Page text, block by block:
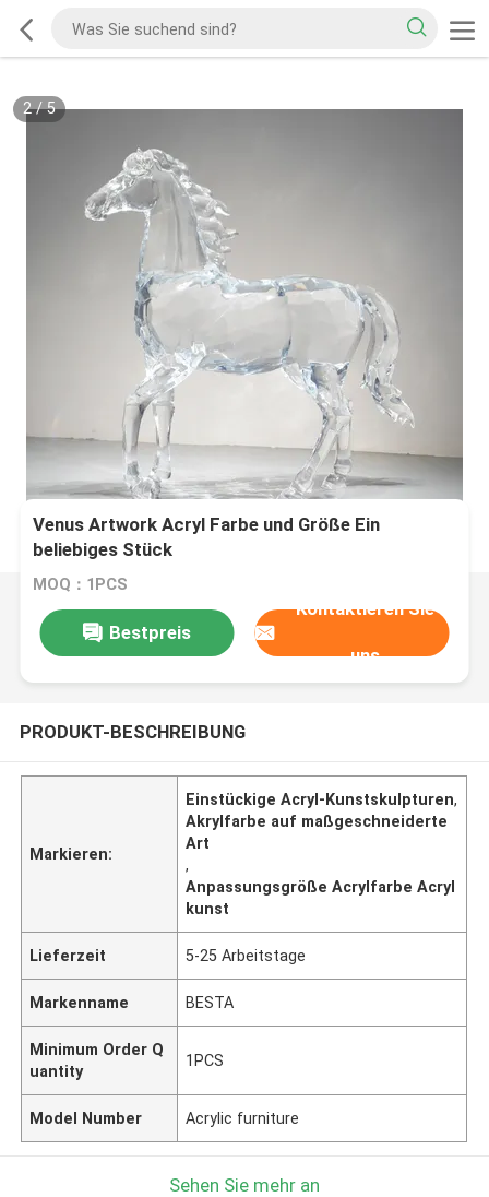
2/5
Venus Artwork Acryl Farbe und Größe Ein
beliebiges Stück
MOQ：1PCS
Bestpreis
Kontaktieren Sie
uns
PRODUKT-BESCHREIBUNG
Markieren:
Einstückige Acryl-Kunstskulpturen,
Akrylfarbe auf maßgeschneiderte
Art
,
Anpassungsgröße Acrylfarbe Acryl
kunst
Lieferzeit 5-25 Arbeitstage
Markenname BESTA
Minimum Order Q
uantity
1PCS
Model Number Acrylic furniture
Sehen Sie mehr an